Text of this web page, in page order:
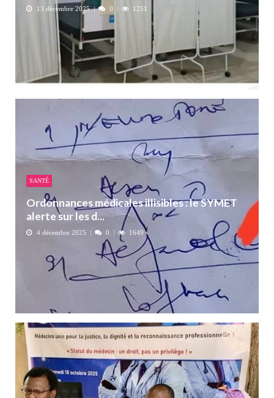
13 décembre 2025 0 1251
SANTÉ
Ordonnances médicales illisibles : le SYMET
alerte sur les d...
4 décembre 2025 0 1649